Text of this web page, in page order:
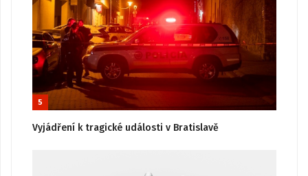
5
Vyjádření k tragické události v Bratislavě